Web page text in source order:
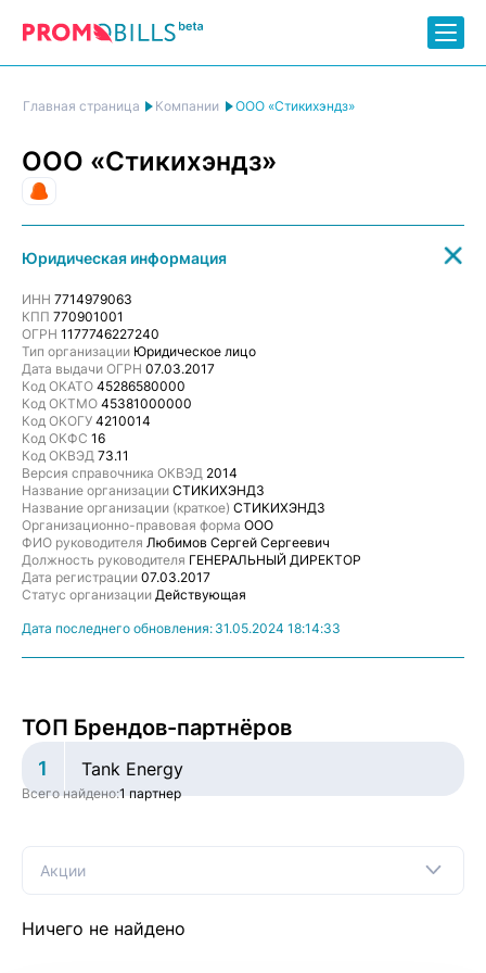
Главная страница Компании ООО «Стикихэндз»
ООО «Стикихэндз»
Юридическая информация
ИНН 7714979063
КПП 770901001
ОГРН 1177746227240
Тип организации Юридическое лицо
Дата выдачи ОГРН 07.03.2017
Код ОКАТО 45286580000
Код ОКТМО 45381000000
Код ОКОГУ 4210014
Код ОКФС 16
Код ОКВЭД 73.11
Версия справочника ОКВЭД 2014
Название организации СТИКИХЭНДЗ
Название организации (краткое) СТИКИХЭНДЗ
Организационно-правовая форма ООО
ФИО руководителя Любимов Сергей Сергеевич
Должность руководителя ГЕНЕРАЛЬНЫЙ ДИРЕКТОР
Дата регистрации 07.03.2017
Статус организации Действующая
Дата последнего обновления: 31.05.2024 18:14:33
ТОП Брендов-партнёров
1 Tank Energy
Всего найдено:1 партнер
Акции
Ничего не найдено